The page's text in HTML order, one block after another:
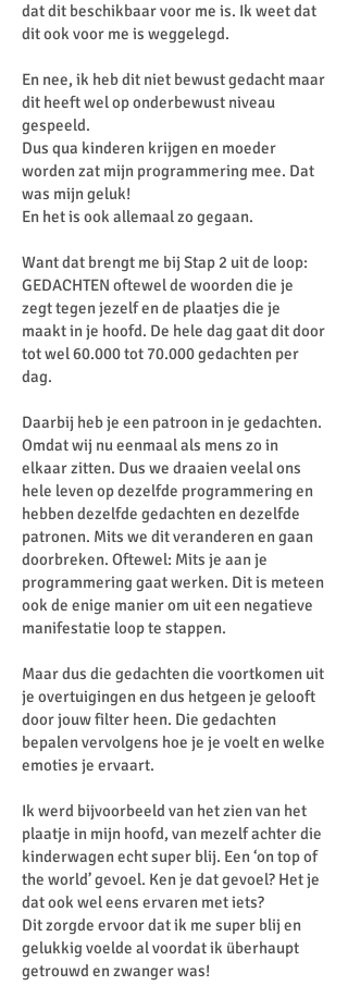
dat dit beschikbaar voor me is. Ik weet dat
dit ook voor me is weggelegd.
En nee, ik heb dit niet bewust gedacht maar
dit heeft wel op onderbewust niveau
gespeeld.
Dus qua kinderen krijgen en moeder
worden zat mijn programmering mee. Dat
was mijn geluk!
En het is ook allemaal zo gegaan.
Want dat brengt me bij Stap 2 uit de loop:
GEDACHTEN oftewel de woorden die je
zegt tegen jezelf en de plaatjes die je
maakt in je hoofd. De hele dag gaat dit door
tot wel 60.000 tot 70.000 gedachten per
dag.
Daarbij heb je een patroon in je gedachten.
Omdat wij nu eenmaal als mens zo in
elkaar zitten. Dus we draaien veelal ons
hele leven op dezelfde programmering en
hebben dezelfde gedachten en dezelfde
patronen. Mits we dit veranderen en gaan
doorbreken. Oftewel: Mits je aan je
programmering gaat werken. Dit is meteen
ook de enige manier om uit een negatieve
manifestatie loop te stappen.
Maar dus die gedachten die voortkomen uit
je overtuigingen en dus hetgeen je gelooft
door jouw filter heen. Die gedachten
bepalen vervolgens hoe je je voelt en welke
emoties je ervaart.
Ik werd bijvoorbeeld van het zien van het
plaatje in mijn hoofd, van mezelf achter die
kinderwagen echt super blij. Een ‘on top of
the world’ gevoel. Ken je dat gevoel? Het je
dat ook wel eens ervaren met iets?
Dit zorgde ervoor dat ik me super blij en
gelukkig voelde al voordat ik überhaupt
getrouwd en zwanger was!